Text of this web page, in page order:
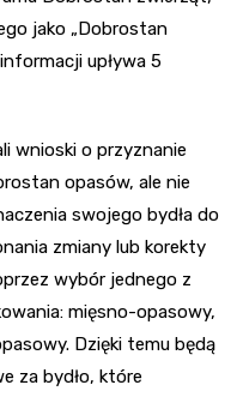
jako „Dobrostan
upływa 5
wnioski o przyznanie
opasów, ale nie
swojego bydła do
zmiany lub korekty
wybór jednego z
mięsno-opasowy,
Dzięki temu będą
za bydło, które